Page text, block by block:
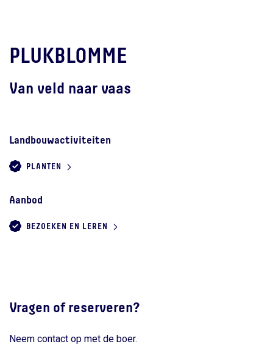
PLUKBLOMME
Van veld naar vaas
Landbouwactiviteiten
PLANTEN
Aanbod
BEZOEKEN EN LEREN
Vragen of reserveren?
Neem contact op met de boer.